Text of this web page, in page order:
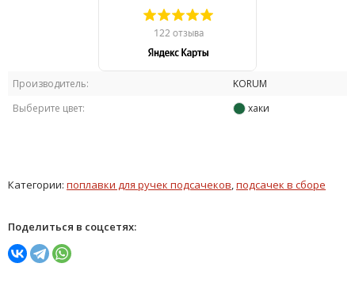
Производитель:
KORUM
Выберите цвет:
хаки
Категории: поплавки для ручек подсачеков подсачек в сборе
Поделиться в соцсетях: